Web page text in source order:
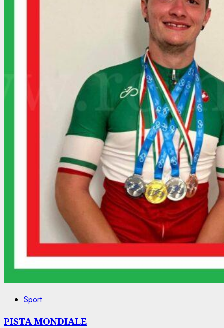
Sport
PISTA MONDIALE